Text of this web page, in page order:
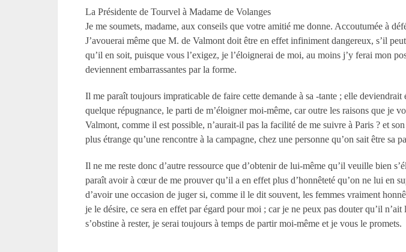
La Présidente de Tourvel à Madame de Volanges
Je me soumets, madame, aux conseils que votre amitié me donne. Accoutumée à
J’avouerai même que M. de Valmont doit être en effet infiniment dangereux, s’il
qu’il en soit, puisque vous l’exigez, je l’éloignerai de moi, au moins j’y ferai mon
deviennent embarrassantes par la forme.
Il me paraît toujours impraticable de faire cette demande à sa -tante ; elle
quelque répugnance, le parti de m’éloigner moi-même, car outre les raisons que je
Valmont, comme il est possible, n’aurait-il pas la facilité de me suivre à Paris ? et
plus étrange qu’une rencontre à la campagne, chez une personne qu’on sait être sa
Il ne me reste donc d’autre ressource que d’obtenir de lui-même qu’il veuille bien
paraît avoir à cœur de me prouver qu’il a en effet plus d’honnêteté qu’on ne lui en
d’avoir une occasion de juger si, comme il le dit souvent, les femmes vraiment
je le désire, ce sera en effet par égard pour moi ; car je ne peux pas douter qu’il
s’obstine à rester, je serai toujours à temps de partir moi-même et je vous le promets.